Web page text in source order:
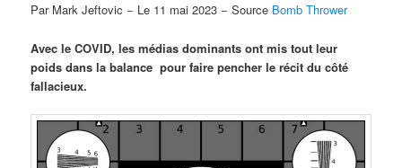
Par Mark Jeftovic − Le 11 mai 2023 − Source Bomb Thrower
Avec le COVID, les médias dominants ont mis tout leur
poids dans la balance pour faire pencher le récit du côté
fallacieux.